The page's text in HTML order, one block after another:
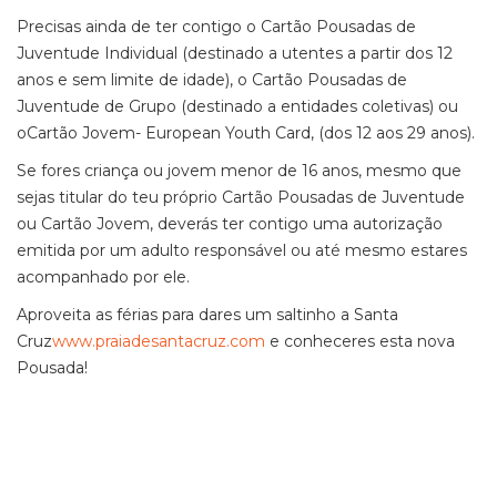
Precisas ainda de ter contigo o Cartão Pousadas de
Juventude Individual (destinado a utentes a partir dos 12
anos e sem limite de idade), o Cartão Pousadas de
Juventude de Grupo (destinado a entidades coletivas) ou
oCartão Jovem- European Youth Card, (dos 12 aos 29 anos).
Se fores criança ou jovem menor de 16 anos, mesmo que
sejas titular do teu próprio Cartão Pousadas de Juventude
ou Cartão Jovem, deverás ter contigo uma autorização
emitida por um adulto responsável ou até mesmo estares
acompanhado por ele.
Aproveita as férias para dares um saltinho a Santa
Cruzwww.praiadesantacruz.com e conheceres esta nova
Pousada!